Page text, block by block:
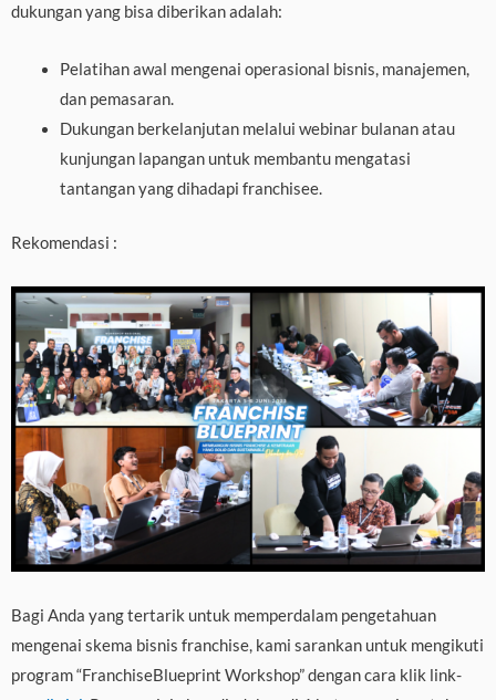
dukungan yang bisa diberikan adalah:
Pelatihan awal mengenai operasional bisnis, manajemen,
dan pemasaran.
Dukungan berkelanjutan melalui webinar bulanan atau
kunjungan lapangan untuk membantu mengatasi
tantangan yang dihadapi franchisee.
Rekomendasi :
Bagi Anda yang tertarik untuk memperdalam pengetahuan
mengenai skema bisnis franchise, kami sarankan untuk mengikuti
program “FranchiseBlueprint Workshop” dengan cara klik link-